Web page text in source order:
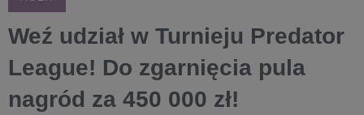
Weź udział w Turnieju Predator
League! Do zgarnięcia pula
nagród za 450 000 zł!